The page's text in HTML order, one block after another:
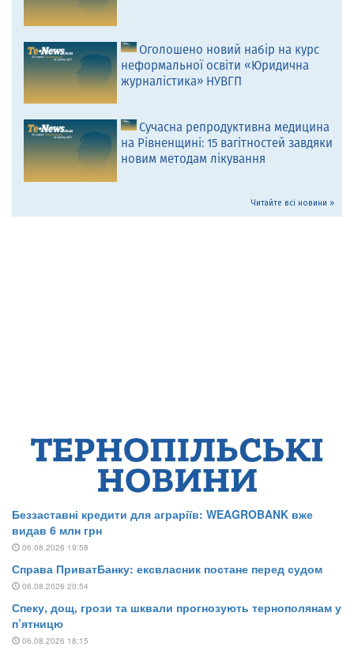
Оголошено новий набір на курс
неформальної освіти «Юридична
журналістика» НУВГП
Сучасна репродуктивна медицина
на Рівненщині: 15 вагітностей завдяки
новим методам лікування
Читайте всі новини »